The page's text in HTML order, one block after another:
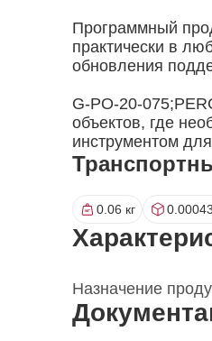
Программный
практически в
обновления
G-PO-20-
объектов, где
инструментом
0.06 кг
Назначение